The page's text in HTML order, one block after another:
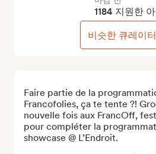
Faire partie de la
Francofolies, ça te tente ?!
nouvelle fois aux FrancOff,
pour compléter la
showcase @ L’Endroit.
1184 지원한
비슷한 큐레이